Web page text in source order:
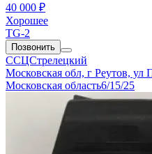
40 000 ₽
Хорошее
TG-2
Позвонить
ССЦСтрелецкий
Московская обл, г Реутов, ул
Московская область6/15/25